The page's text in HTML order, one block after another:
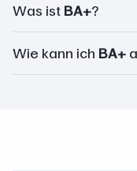
Was ist BA+?
Wie kann ich BA+